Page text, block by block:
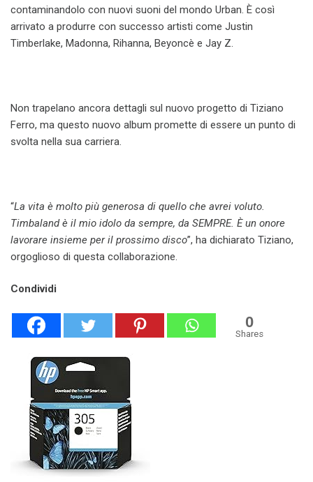
contaminandolo con nuovi suoni del mondo Urban. È così
arrivato a produrre con successo artisti come Justin
Timberlake, Madonna, Rihanna, Beyoncè e Jay Z.
Non trapelano ancora dettagli sul nuovo progetto di Tiziano
Ferro, ma questo nuovo album promette di essere un punto di
svolta nella sua carriera.
“La vita è molto più generosa di quello che avrei voluto.
Timbaland è il mio idolo da sempre, da SEMPRE. È un onore
lavorare insieme per il prossimo disco”, ha dichiarato Tiziano,
orgoglioso di questa collaborazione.
Condividi
0
Shares